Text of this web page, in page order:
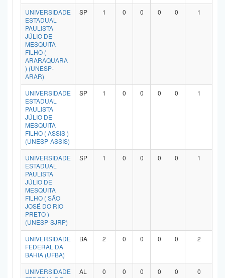
UNIVERSIDADE
ESTADUAL
PAULISTA
JÚLIO DE
MESQUITA
FILHO (
ARARAQUARA
) (UNESP-
ARAR)
SP 1 0 0 0 0 1
UNIVERSIDADE
ESTADUAL
PAULISTA
JÚLIO DE
MESQUITA
FILHO ( ASSIS )
(UNESP-ASSIS)
SP 1 0 0 0 0 1
UNIVERSIDADE
ESTADUAL
PAULISTA
JÚLIO DE
MESQUITA
FILHO ( SÃO
JOSÉ DO RIO
PRETO )
(UNESP-SJRP)
SP 1 0 0 0 0 1
UNIVERSIDADE
FEDERAL DA
BAHIA (UFBA)
BA 2 0 0 0 0 2
UNIVERSIDADE
AL 0 0 0 0 0 0